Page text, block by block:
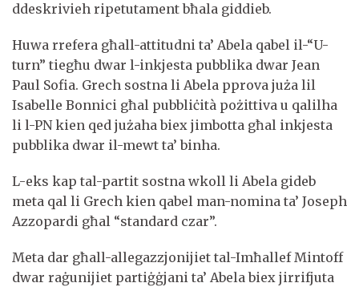
ddeskrivieh ripetutament bħala giddieb.
Huwa rrefera għall-attitudni ta’ Abela qabel il-“U-
turn” tiegħu dwar l-inkjesta pubblika dwar Jean
Paul Sofia. Grech sostna li Abela pprova juża lil
Isabelle Bonnici għal pubbliċità pożittiva u qalilha
li l-PN kien qed jużaha biex jimbotta għal inkjesta
pubblika dwar il-mewt ta’ binha.
L-eks kap tal-partit sostna wkoll li Abela gideb
meta qal li Grech kien qabel man-nomina ta’ Joseph
Azzopardi għal “standard czar”.
Meta dar għall-allegazzjonijiet tal-Imħallef Mintoff
dwar raġunijiet partiġġjani ta’ Abela biex jirrifjuta